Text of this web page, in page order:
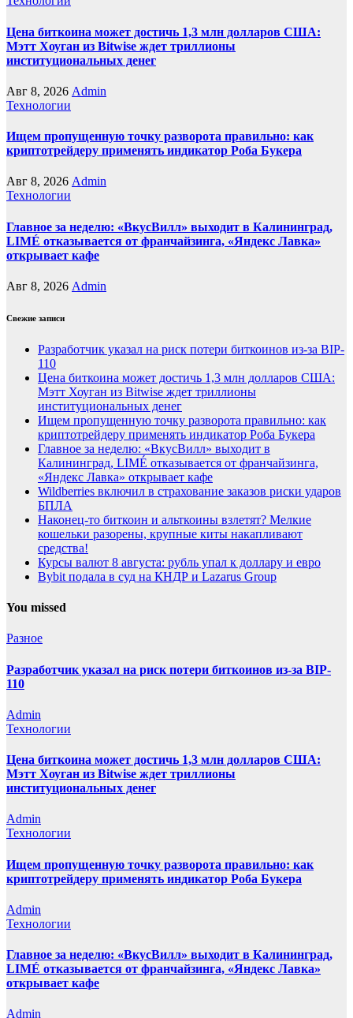
Цена биткоина может достичь 1,3 млн долларов США:
Мэтт Хоуган из Bitwise ждет триллионы
институциональных денег
Авг 8, 2026 Admin
Технологии
Ищем пропущенную точку разворота правильно: как
криптотрейдеру применять индикатор Роба Букера
Авг 8, 2026 Admin
Технологии
Главное за неделю: «ВкусВилл» выходит в Калининград,
LIMÉ отказывается от франчайзинга, «Яндекс Лавка»
открывает кафе
Авг 8, 2026 Admin
Свежие записи
Разработчик указал на риск потери биткоинов из-за BIP-
110
Цена биткоина может достичь 1,3 млн долларов США:
Мэтт Хоуган из Bitwise ждет триллионы
институциональных денег
Ищем пропущенную точку разворота правильно: как
криптотрейдеру применять индикатор Роба Букера
Главное за неделю: «ВкусВилл» выходит в
Калининград, LIMÉ отказывается от франчайзинга,
«Яндекс Лавка» открывает кафе
Wildberries включил в страхование заказов риски ударов
БПЛА
Наконец-то биткоин и альткоины взлетят? Мелкие
кошельки разорены, крупные киты накапливают
средства!
Курсы валют 8 августа: рубль упал к доллару и евро
Bybit подала в суд на КНДР и Lazarus Group
You missed
Разное
Разработчик указал на риск потери биткоинов из-за BIP-
110
Admin
Технологии
Цена биткоина может достичь 1,3 млн долларов США:
Мэтт Хоуган из Bitwise ждет триллионы
институциональных денег
Admin
Технологии
Ищем пропущенную точку разворота правильно: как
криптотрейдеру применять индикатор Роба Букера
Admin
Технологии
Главное за неделю: «ВкусВилл» выходит в Калининград,
LIMÉ отказывается от франчайзинга, «Яндекс Лавка»
открывает кафе
Admin